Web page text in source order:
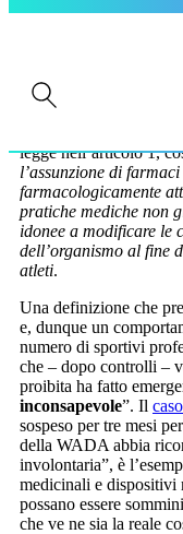
In Italia, il doping è
legge nell’articolo 1,
l’assunzione di
farmacologicamente
pratiche mediche non
idonee a modificare le
dell’organismo al fine
atleti.
Una definizione che
e, dunque un
numero di sportivi
che – dopo controlli –
proibita ha fatto
inconsapevole”. Il
sospeso per tre mesi
della WADA abbia
involontaria”, è
medicinali e dispositivi
possano essere
che ve ne sia la reale